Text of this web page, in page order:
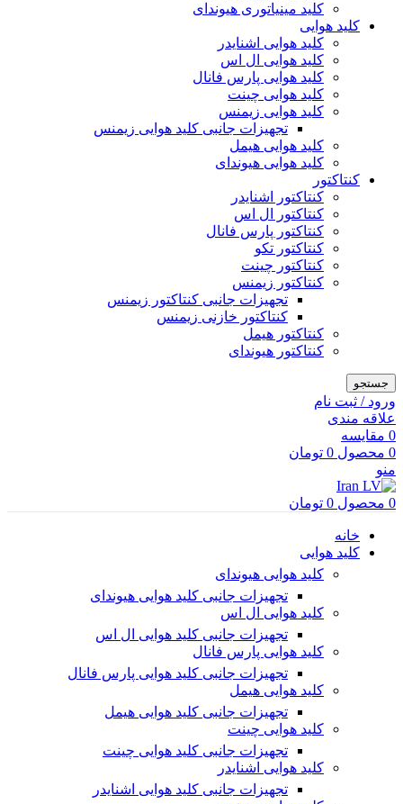
کلید مینیاتوری هیوندای
کلید هوایی
کلید هوایی اشنایدر
کلید هوایی ال اس
کلید هوایی پارس فانال
کلید هوایی چینت
کلید هوایی زیمنس
تجهیزات جانبی کلید هوایی زیمنس
کلید هوایی هیمل
کلید هوایی هیوندای
کنتاکتور
کنتاکتور اشنایدر
کنتاکتور ال اس
کنتاکتور پارس فانال
کنتاکتور تکو
کنتاکتور چینت
کنتاکتور زیمنس
تجهیزات جانبی کنتاکتور زیمنس
کنتاکتور خازنی زیمنس
کنتاکتور هیمل
کنتاکتور هیوندای
جستجو
ورود / ثبت نام
علاقه مندی
0 مقایسه
0 محصول 0 تومان
منو
0 محصول 0 تومان
خانه
کلید هوایی
کلید هوایی هیوندای
تجهیزات جانبی کلید هوایی هیوندای
کلید هوایی ال اس
تجهیزات جانبی کلید هوایی ال اس
کلید هوایی پارس فانال
تجهیزات جانبی کلید هوایی پارس فانال
کلید هوایی هیمل
تجهیزات جانبی کلید هوایی هیمل
کلید هوایی چینت
تجهیزات جانبی کلید هوایی چینت
کلید هوایی اشنایدر
تجهیزات جانبی کلید هوایی اشنایدر